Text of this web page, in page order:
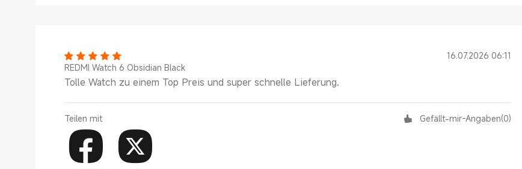
16.07.2026 06:11
REDMI Watch 6 Obsidian Black
Tolle Watch zu einem Top Preis und super schnelle Lieferung.
Teilen mit Gefällt-mir-Angaben(0)